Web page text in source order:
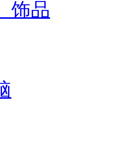
饰品